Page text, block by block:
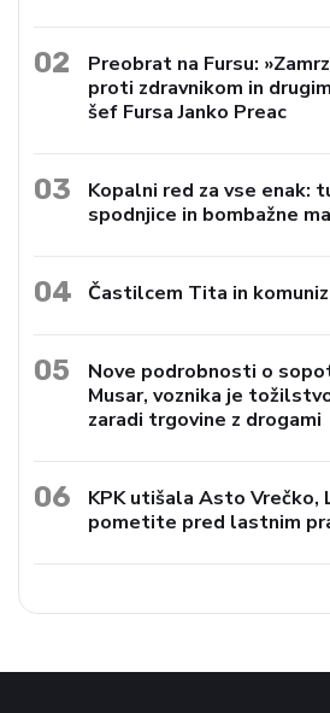
02
Preobrat na Fursu:
proti zdravnikom in
šef Fursa Janko Preac
03
Kopalni red za vse enak:
spodnjice in bombažne
04 Častilcem Tita in
05
Nove podrobnosti o
Musar, voznika je
zaradi trgovine z drogami
06
KPK utišala Asto Vrečko,
pometite pred lastnim